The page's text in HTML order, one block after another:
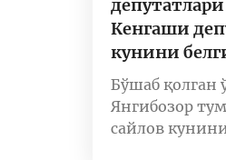
Кенгаши
кунини
Бўшаб қолган
Янгибозор
сайлов